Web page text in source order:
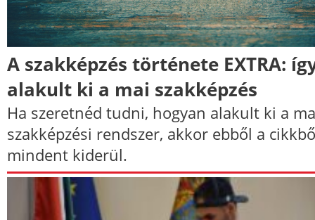
A szakképzés története EXTRA:
alakult ki a mai szakképzés
Ha szeretnéd tudni, hogyan alakult ki a
szakképzési rendszer, akkor ebből a
mindent kiderül.